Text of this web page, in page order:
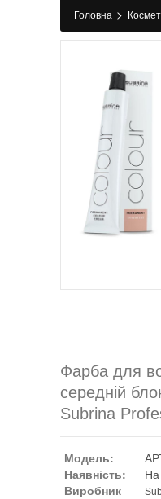
Головна >
Фарбування>
для волосся 7/0
Subrina
Фарба для
середній
Subrina
Модель:
Наявність:
На
Виробник